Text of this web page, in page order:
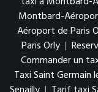
Montbard-
Aéroport de Paris
Paris Orly |
Commander un
Taxi Saint Germain